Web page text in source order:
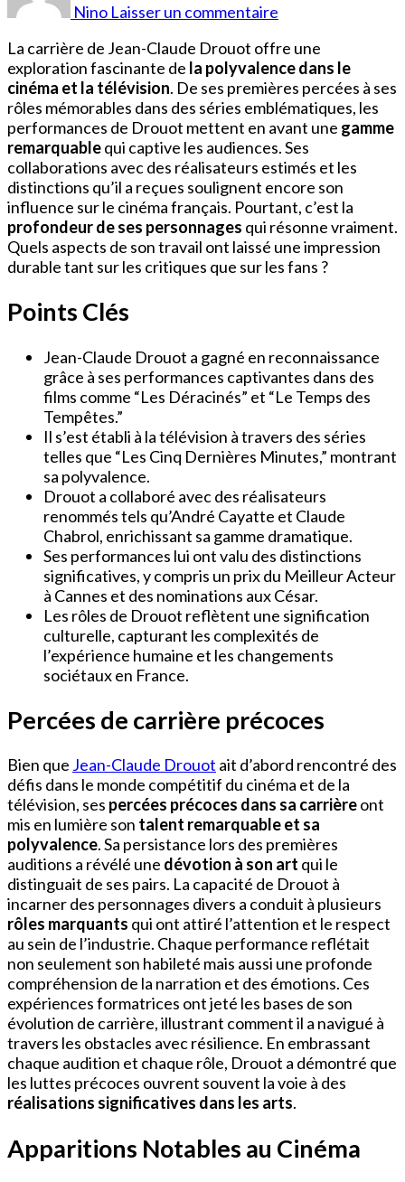
Nino Laisser un commentaire
Séries
TV
avec
Jean-
Claude
Drouot
La carrière de Jean-Claude Drouot offre une
exploration fascinante de la polyvalence dans le
cinéma et la télévision. De ses premières percées à ses
rôles mémorables dans des séries emblématiques, les
performances de Drouot mettent en avant une gamme
remarquablequi captive les audiences. Ses
collaborations avec des réalisateurs estimés et les
distinctions qu’il a reçues soulignent encore son
influence sur le cinéma français. Pourtant, c’est la
profondeur de ses personnages qui résonne vraiment.
Quels aspects de son travail ont laissé une impression
durable tant sur les critiques que sur les fans ?
Points Clés
Jean-Claude Drouot a gagné en reconnaissance
grâce à ses performances captivantes dans des
films comme “Les Déracinés” et “Le Temps des
Tempêtes.”
Il s’est établi à la télévision à travers des séries
telles que “Les Cinq Dernières Minutes,” montrant
sa polyvalence.
Drouot a collaboré avec des réalisateurs
renommés tels qu’André Cayatte et Claude
Chabrol, enrichissant sa gamme dramatique.
Ses performances lui ont valu des distinctions
significatives, y compris un prix du Meilleur Acteur
à Cannes et des nominations aux César.
Les rôles de Drouot reflètent une signification
culturelle, capturant les complexités de
l’expérience humaine et les changements
sociétaux en France.
Percées de carrière précoces
Bien que Jean-Claude Drouot ait d’abord rencontré des
défis dans le monde compétitif du cinéma et de la
télévision, ses percées précoces dans sa carrièreont
mis en lumière son talent remarquable et sa
polyvalence. Sa persistance lors des premières
auditions a révélé une dévotion à son art qui le
distinguait de ses pairs. La capacité de Drouot à
incarner des personnages divers a conduit à plusieurs
rôles marquants qui ont attiré l’attention et le respect
au sein de l’industrie. Chaque performance reflétait
non seulement son habileté mais aussi une profonde
compréhension de la narration et des émotions. Ces
expériences formatrices ont jeté les bases de son
évolution de carrière, illustrant comment il a navigué à
travers les obstacles avec résilience. En embrassant
chaque audition et chaque rôle, Drouot a démontré que
les luttes précoces ouvrent souvent la voie à des
réalisations significatives dans les arts.
Apparitions Notables au Cinéma